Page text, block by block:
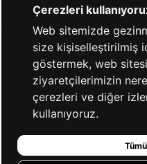
YARDIM
BİZE ULAŞIN
HIZLI ERİŞİM
Çerezleri
Web sitemizde
size kişiselleştirilmiş
göstermek, web
ziyaretçilerimizin
çerezleri ve diğer
kullanıyoruz.